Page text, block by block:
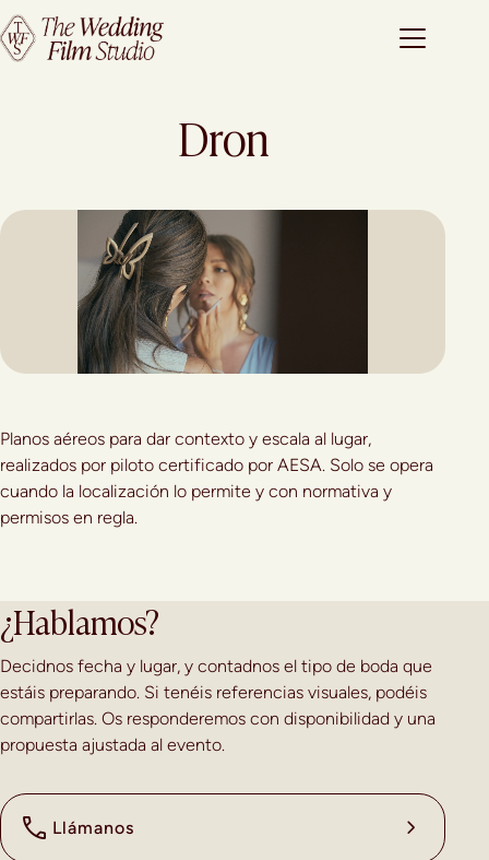
Dron
Planos aéreos para dar contexto y escala al lugar,
realizados por piloto certificado por AESA. Solo se opera
cuando la localización lo permite y con normativa y
permisos en regla.
¿Hablamos?
Decidnos fecha y lugar, y contadnos el tipo de boda que
estáis preparando. Si tenéis referencias visuales, podéis
compartirlas. Os responderemos con disponibilidad y una
propuesta ajustada al evento.
Llámanos